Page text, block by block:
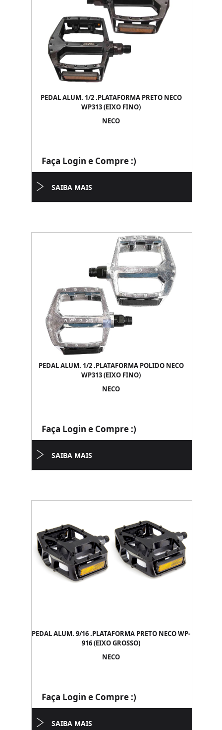
PEDAL ALUM. 1/2 .PLATAFORMA PRETO NECO
WP313 (EIXO FINO)
NECO
Faça Login e Compre :)
SAIBA MAIS
PEDAL ALUM. 1/2 .PLATAFORMA POLIDO NECO
WP313 (EIXO FINO)
NECO
Faça Login e Compre :)
SAIBA MAIS
PEDAL ALUM. 9/16 .PLATAFORMA PRETO NECO WP-
916 (EIXO GROSSO)
NECO
Faça Login e Compre :)
SAIBA MAIS